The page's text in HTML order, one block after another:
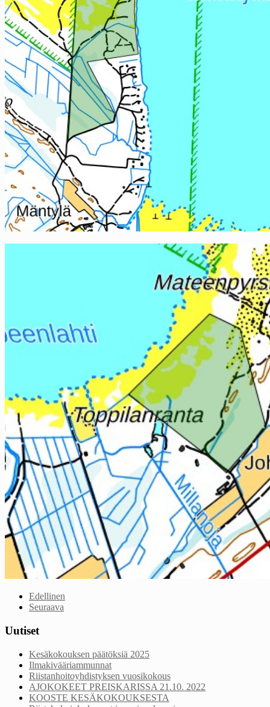
Edellinen
Seuraava
Uutiset
Kesäkokouksen päätöksiä 2025
Ilmakivääriammunnat
Riistanhoitoyhdistyksen vuosikokous
AJOKOKEET PREISKARISSA 21.10. 2022
KOOSTE KESÄKOKOUKSESTA